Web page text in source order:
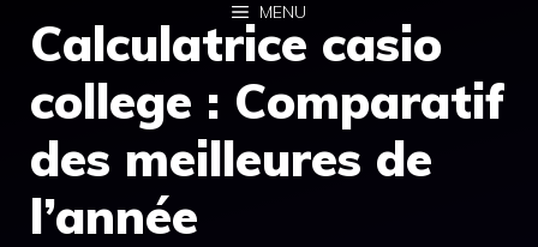
MENU
Calculatrice casio
college : Comparatif
des meilleures de
l’année